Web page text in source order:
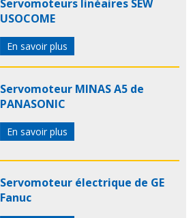
Servomoteurs linéaires SEW
USOCOME
En savoir plus
Servomoteur MINAS A5 de
PANASONIC
En savoir plus
Servomoteur électrique de GE
Fanuc